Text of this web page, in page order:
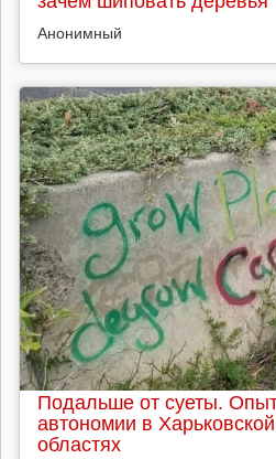
Анонимный
Подальше от суеты.
автономии в
областях